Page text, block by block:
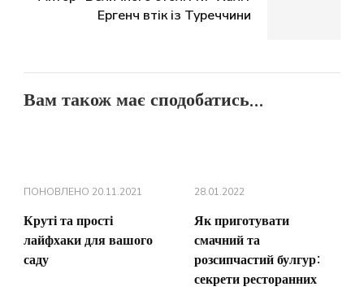
Ергенч втік із Туреччини
Вам також має сподобатись...
ПОНОВЛЕНО 20.11.2021
Круті та прості
лайфхаки для вашого
саду
28.01.2022
Як приготувати
смачний та
розсипчастий булгур:
секрети ресторанних